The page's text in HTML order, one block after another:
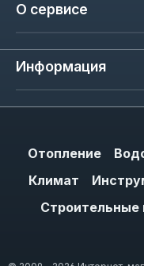
О сервисе
Информация
Отопление
Климат
Строительные